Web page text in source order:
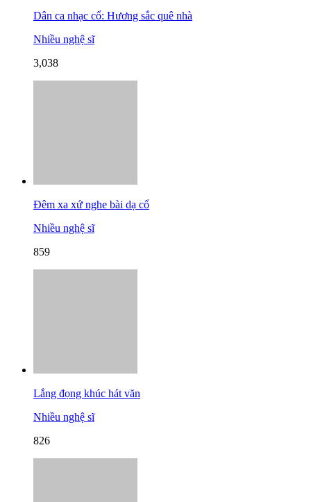
Dân ca nhạc cổ: Hương sắc quê nhà
Nhiều nghệ sĩ
3,038
Đêm xa xứ nghe bài dạ cổ
Nhiều nghệ sĩ
859
Lắng đọng khúc hát văn
Nhiều nghệ sĩ
826